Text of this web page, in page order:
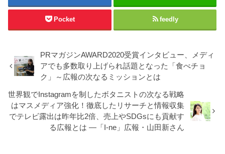
Pocket feedly
PRマガジンAWARD2020受賞インタビュー、メディ
アでも多数取り上げられ話題となった「食べチョ
ク」～広報の次なるミッションとは
世界観でInstagramを制したボタニストの次なる戦略
はマスメディア強化！徹底したリサーチと情報収集
でテレビ露出は昨年比2倍、売上やSDGsにも貢献す
る広報とは —「I-ne」広報・山田新さん